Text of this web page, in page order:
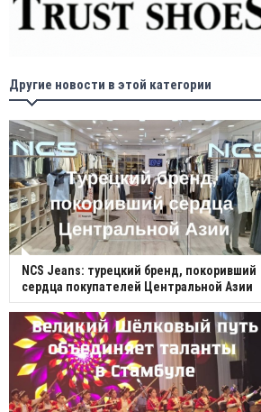
Другие новости в этой категории
NCS Jeans: турецкий бренд, покоривший
сердца покупателей Центральной Азии